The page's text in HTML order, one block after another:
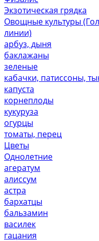
Экзотическая грядка
Овощные культуры
линии)
арбуз, дыня
баклажаны
зеленые
кабачки, патиссоны,
капуста
корнеплоды
кукуруза
огурцы
томаты, перец
Цветы
Однолетние
агератум
алиссум
астра
бархатцы
бальзамин
василек
гацания